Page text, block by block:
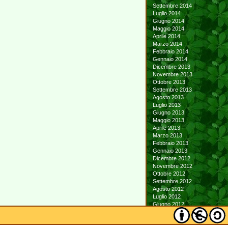
Settembre 2014
Luglio 2014
Giugno 2014
Maggio 2014
Aprile 2014
Marzo 2014
Febbraio 2014
Gennaio 2014
Dicembre 2013
Novembre 2013
Ottobre 2013
Settembre 2013
Agosto 2013
Luglio 2013
Giugno 2013
Maggio 2013
Aprile 2013
Marzo 2013
Febbraio 2013
Gennaio 2013
Dicembre 2012
Novembre 2012
Ottobre 2012
Settembre 2012
Agosto 2012
Luglio 2012
Giugno 2012
Maggio 2012
Aprile 2012